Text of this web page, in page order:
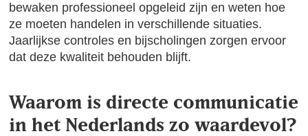
bewaken professioneel opgeleid zijn en weten hoe
ze moeten handelen in verschillende situaties.
Jaarlijkse controles en bijscholingen zorgen ervoor
dat deze kwaliteit behouden blijft.
Waarom is directe communicatie
in het Nederlands zo waardevol?